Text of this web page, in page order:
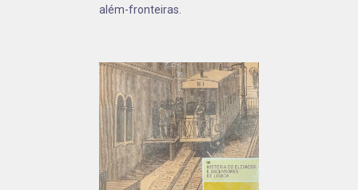
além-fronteiras.